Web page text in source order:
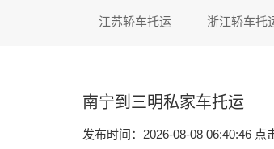
江苏轿车托运 浙江轿车托
南宁到三明私家车托运
发布时间：2026-08-08 06:40:46 点